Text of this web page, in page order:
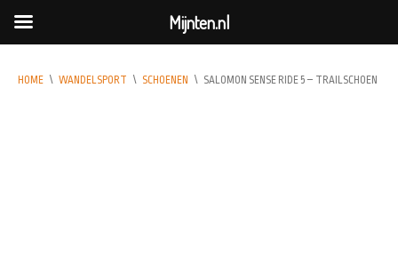
HOME \ WANDELSPORT \ SCHOENEN \ SALOMON SENSE RIDE 5 – TRAILSCHOEN
Mijnten.nl